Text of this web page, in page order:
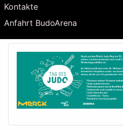
Kontakte
Anfahrt BudoArena